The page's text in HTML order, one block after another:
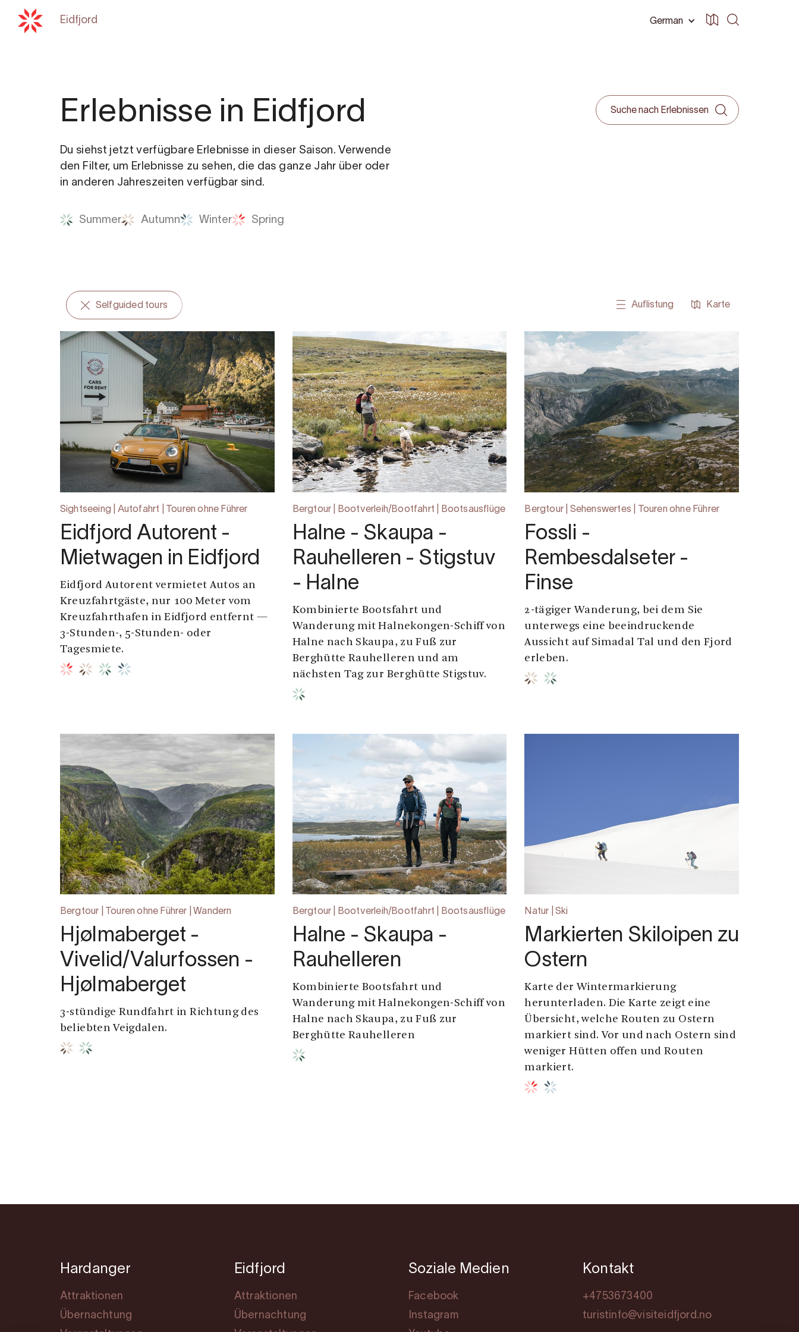
German
Eidfjord
Erlebnisse in Eidfjord
Du siehst jetzt verfügbare Erlebnisse in dieser Saison. Verwende
den Filter, um Erlebnisse zu sehen, die das ganze Jahr über oder
in anderen Jahreszeiten verfügbar sind.
Summer Autumn Winter Spring
Selfguided tours Auflistung Karte
Sightseeing | Autofahrt | Touren ohne Führer
Eidfjord Autorent -
Mietwagen in Eidfjord
Eidfjord Autorent vermietet Autos an
Kreuzfahrtgäste, nur 100 Meter vom
Kreuzfahrthafen in Eidfjord entfernt —
3-Stunden-, 5-Stunden- oder
Tagesmiete.
Bergtour | Bootverleih/Bootfahrt | Bootsausflüge
Halne - Skaupa -
Rauhelleren - Stigstuv
- Halne
Kombinierte Bootsfahrt und
Wanderung mit Halnekongen-Schiff von
Halne nach Skaupa, zu Fuß zur
Berghütte Rauhelleren und am
nächsten Tag zur Berghütte Stigstuv.
Bergtour | Sehenswertes | Touren ohne Führer
Fossli -
Rembesdalseter -
Finse
2-tägiger Wanderung, bei dem Sie
unterwegs eine beeindruckende
Aussicht auf Simadal Tal und den Fjord
erleben.
Bergtour | Touren ohne Führer | Wandern
Hjølmaberget -
Vivelid/Valurfossen -
Hjølmaberget
3-stündige Rundfahrt in Richtung des
beliebten Veigdalen.
Bergtour | Bootverleih/Bootfahrt | Bootsausflüge
Halne - Skaupa -
Rauhelleren
Kombinierte Bootsfahrt und
Wanderung mit Halnekongen-Schiff von
Halne nach Skaupa, zu Fuß zur
Berghütte Rauhelleren
Natur | Ski
Markierten Skiloipen zu
Ostern
Karte der Wintermarkierung
herunterladen. Die Karte zeigt eine
Übersicht, welche Routen zu Ostern
markiert sind. Vor und nach Ostern sind
weniger Hütten offen und Routen
markiert.
Hardanger
Attraktionen
Übernachtung
Eidfjord
Attraktionen
Übernachtung
Soziale Medien
Facebook
Instagram
Kontakt
+4753673400
turistinfo@visiteidfjord.no